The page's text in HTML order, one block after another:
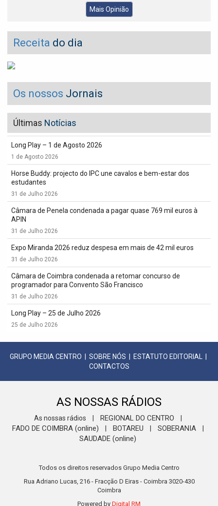
Mais Opinião
Receita do dia
Os nossos Jornais
Últimas Notícias
Long Play – 1 de Agosto 2026
1 de Agosto 2026
Horse Buddy: projecto do IPC une cavalos e bem-estar dos
estudantes
31 de Julho 2026
Câmara de Penela condenada a pagar quase 769 mil euros à
APIN
31 de Julho 2026
Expo Miranda 2026 reduz despesa em mais de 42 mil euros
31 de Julho 2026
Câmara de Coimbra condenada a retomar concurso de
programador para Convento São Francisco
31 de Julho 2026
Long Play – 25 de Julho 2026
25 de Julho 2026
GRUPO MEDIA CENTRO SOBRE NÓS ESTATUTO EDITORIAL
CONTACTOS
AS NOSSAS RÁDIOS
As nossas rádios REGIONAL DO CENTRO
FADO DE COIMBRA (online) BOTAREU SOBERANIA
SAUDADE (online)
Todos os direitos reservados Grupo Media Centro
Rua Adriano Lucas, 216 - Fracção D Eiras - Coimbra 3020-430
Coimbra
Powered by Digital RM